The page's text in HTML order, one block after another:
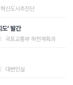
혁신도시추진단
’ 발간
국토교통부 하천계획과
대변인실